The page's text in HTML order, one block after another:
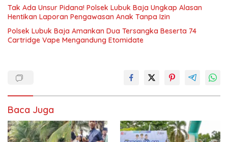
Tak Ada Unsur Pidana! Polsek Lubuk Baja Ungkap Alasan
Hentikan Laporan Pengawasan Anak Tanpa Izin
Polsek Lubuk Baja Amankan Dua Tersangka Beserta 74
Cartridge Vape Mengandung Etomidate
Baca Juga